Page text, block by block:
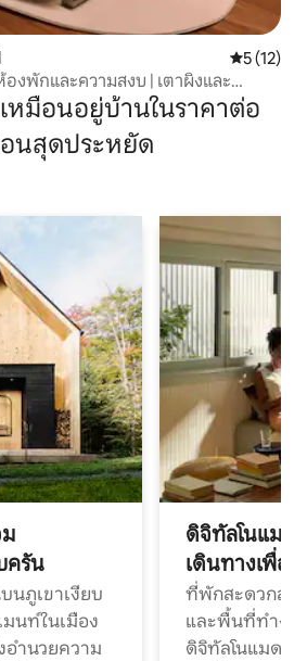
คะแนนเฉลี่
5 (12)
งพักและความสงบ | เตาผิงและ
หมือนอยู่บ้านในราคาต่อ
นสุดประหยัด
ครัน
นภูเขาเงียบ
นท์ในเมือง
อำนวยความ
ดิจิทัลโนแมด
เดินทางเพื่อ
ที่พักสะดวกสบ
และพื้นที่ทำงา
ดิจิทัลโนแมดแ